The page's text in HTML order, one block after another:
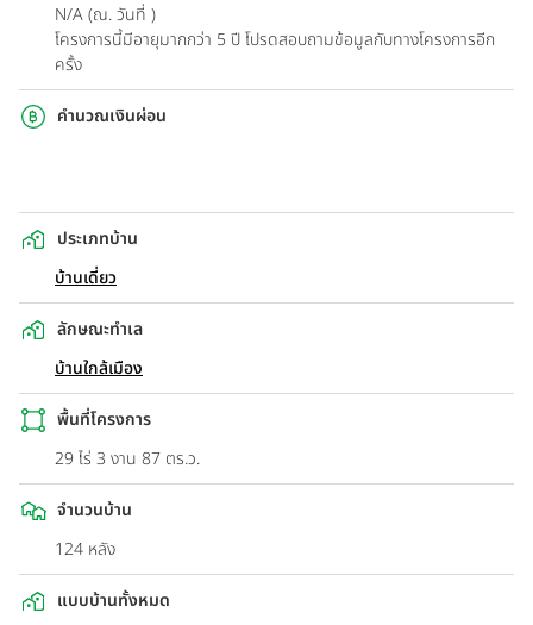
N/A (ณ. วันที่ )
โครงการนี้มีอายุมากกว่า 5 ปี โปรดสอบถามข้อมูลกับทางโครงการอีก
ครั้ง
คำนวณเงินผ่อน
ประเภทบ้าน
บ้านเดี่ยว
ลักษณะทำเล
บ้านใกล้เมือง
พื้นที่โครงการ
29 ไร่ 3 งาน 87 ตร.ว.
จำนวนบ้าน
124 หลัง
แบบบ้านทั้งหมด